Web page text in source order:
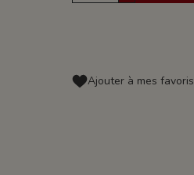
Ajouter à mes favoris